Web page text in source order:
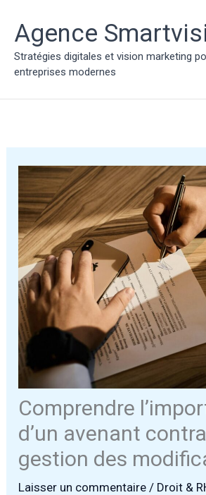
contenu
Agence
Stratégies digitales et vision marketing
entreprises modernes
Comprendre
d’un avenant
gestion des
Laisser un commentaire / Droit &